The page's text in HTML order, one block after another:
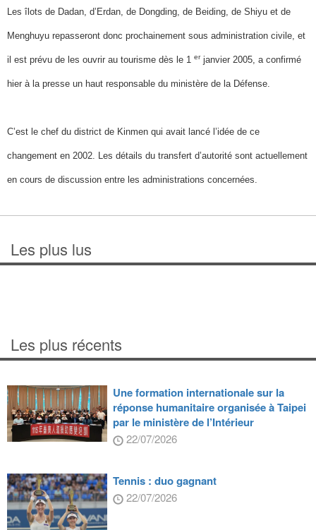
Les îlots de Dadan, d’Erdan, de Dongding, de Beiding, de Shiyu et de
Menghuyu repasseront donc prochainement sous administration civile, et
il est prévu de les ouvrir au tourisme dès le 1 erjanvier 2005, a confirmé
hier à la presse un haut responsable du ministère de la Défense.
C’est le chef du district de Kinmen qui avait lancé l’idée de ce
changement en 2002. Les détails du transfert d’autorité sont actuellement
en cours de discussion entre les administrations concernées.
Les plus lus
Les plus récents
Une formation internationale sur la
réponse humanitaire organisée à Taipei
par le ministère de l’Intérieur
22/07/2026
Tennis : duo gagnant
22/07/2026